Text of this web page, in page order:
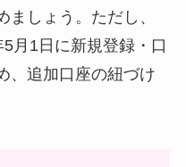
しょう。ただし、
月1日に新規登録・口
、追加口座の紐づけ